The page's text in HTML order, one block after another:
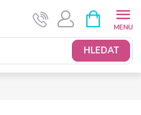
HLEDAT
NÁKUPNÍ
KOŠÍK